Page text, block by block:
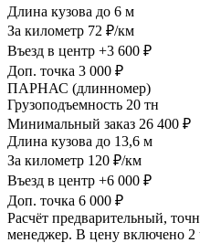
Длина кузова до 6 м
За километр 72 ₽/км
Въезд в центр +3 600 ₽
Доп. точка 3 000 ₽
ПАРНАС (длинномер)
Грузоподъемность 20 тн
Минимальный заказ 26 400 ₽
Длина кузова до 13,6 м
За километр 120 ₽/км
Въезд в центр +6 000 ₽
Доп. точка 6 000 ₽
Расчёт предварительный,
менеджер. В цену включено 2